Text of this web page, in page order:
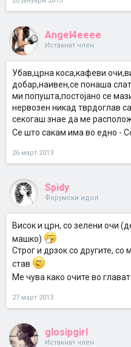
Angel4eeee
Истакнат член
Убав,црна коса,кафеви
добар,наивен,се понаша
ми попушта,постојано се
нервозен никад тврдоглав
секогаш знае да ме
Се што сакам има во едно -
26 март 2013
Spidy
Форумски идол
Висок и црн, со зелени очи
машко)
Строг и дрзок со другите,
став
Ме чува како очите во
27 март 2013
glosipgirl
Истакнат член